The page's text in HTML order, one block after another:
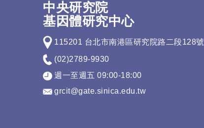
中央研究院
基因體研究中心
115201 台北市南港區研究院路二段128號
(02)2789-9930
週一至週五 09:00-18:00
grcit@gate.sinica.edu.tw